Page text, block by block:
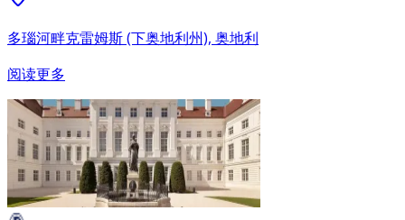
多瑙河畔克雷姆斯 (下奥地利州), 奥地利
阅读更多